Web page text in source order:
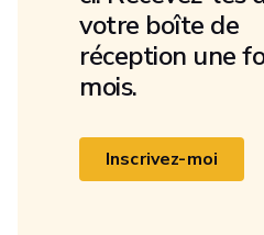
votre boîte de
réception une
mois.
Inscrivez-moi